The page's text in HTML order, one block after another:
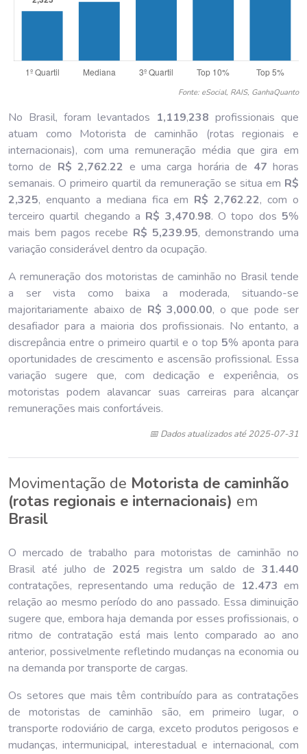
Fonte: eSocial, RAIS, GanhaQuanto
No Brasil, foram levantados 1,119,238 profissionais que
atuam como Motorista de caminhão (rotas regionais e
internacionais), com uma remuneração média que gira em
torno de R$ 2,762.22 e uma carga horária de 47 horas
semanais. O primeiro quartil da remuneração se situa em R$
2,325, enquanto a mediana fica em R$ 2,762.22, com o
terceiro quartil chegando a R$ 3,470.98. O topo dos 5%
mais bem pagos recebe R$ 5,239.95, demonstrando uma
variação considerável dentro da ocupação.
A remuneração dos motoristas de caminhão no Brasil tende
a ser vista como baixa a moderada, situando-se
majoritariamente abaixo de R$ 3,000.00, o que pode ser
desafiador para a maioria dos profissionais. No entanto, a
discrepância entre o primeiro quartil e o top 5% aponta para
oportunidades de crescimento e ascensão profissional. Essa
variação sugere que, com dedicação e experiência, os
motoristas podem alavancar suas carreiras para alcançar
remunerações mais confortáveis.
📅 Dados atualizados até 2025-07-31
Movimentação de Motorista de caminhão
(rotas regionais e internacionais) em
Brasil
O mercado de trabalho para motoristas de caminhão no
Brasil até julho de 2025 registra um saldo de31.440
contratações, representando uma redução de 12.473 em
relação ao mesmo período do ano passado. Essa diminuição
sugere que, embora haja demanda por esses profissionais, o
ritmo de contratação está mais lento comparado ao ano
anterior, possivelmente refletindo mudanças na economia ou
na demanda por transporte de cargas.
Os setores que mais têm contribuído para as contratações
de motoristas de caminhão são, em primeiro lugar, o
transporte rodoviário de carga, exceto produtos perigosos e
mudanças, intermunicipal, interestadual e internacional, com